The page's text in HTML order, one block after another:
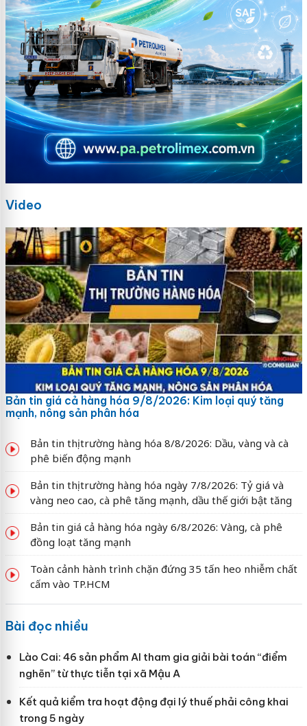
Video
Bản tin giá cả hàng hóa 9/8/2026: Kim loại quý tăng
mạnh, nông sản phân hóa
Bản tin thị trường hàng hóa 8/8/2026: Dầu, vàng và cà
phê biến động mạnh
Bản tin thị trường hàng hóa ngày 7/8/2026: Tỷ giá và
vàng neo cao, cà phê tăng mạnh, dầu thế giới bật tăng
Bản tin giá cả hàng hóa ngày 6/8/2026: Vàng, cà phê
đồng loạt tăng mạnh
Toàn cảnh hành trình chặn đứng 35 tấn heo nhiễm chất
cấm vào TP.HCM
Bài đọc nhiều
Lào Cai: 46 sản phẩm AI tham gia giải bài toán “điểm
nghẽn” từ thực tiễn tại xã Mậu A
Kết quả kiểm tra hoạt động đại lý thuế phải công khai
trong 5 ngày